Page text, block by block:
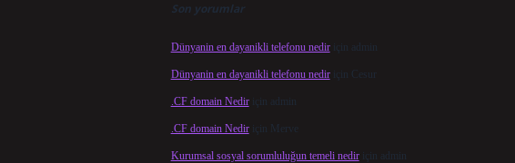
Son yorumlar
Dünyanin en dayanikli telefonu nediriçin admin
Dünyanin en dayanikli telefonu nediriçin Cesur
.CF domain Nediriçin admin
.CF domain Nediriçin Merve
Kurumsal sosyal sorumluluğun temeli nediriçin admin